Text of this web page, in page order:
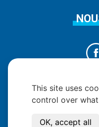
This site uses
control over
OK, accept all